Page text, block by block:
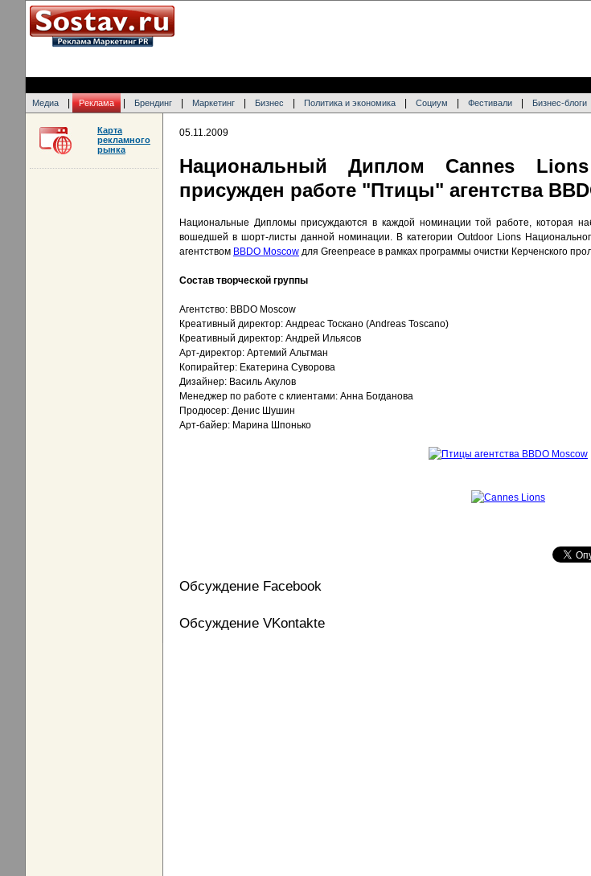
Медиа Реклама Брендинг Маркетинг Бизнес Политика и экономика Социум Фестивали Бизнес-блоги
05.11.2009
Национальный Диплом Cannes
присужден работе "Птицы" агентства
Национальные Дипломы присуждаются в каждой номинации той работе, которая
вошедшей в шорт-листы данной номинации. В категории Outdoor Lions
агентством BBDO Moscow для Greenpeace в рамках программы очистки Керченского
Состав творческой группы
Агентство: BBDO Moscow
Креативный директор: Андреас Тоскано (Andreas Toscano)
Креативный директор: Андрей Ильясов
Арт-директор: Артемий Альтман
Копирайтер: Екатерина Суворова
Дизайнер: Василь Акулов
Менеджер по работе с клиентами: Анна Богданова
Продюсер: Денис Шушин
Арт-байер: Марина Шпонько
Обсуждение Facebook
Обсуждение VKontakte
Карта
рекламного
рынка